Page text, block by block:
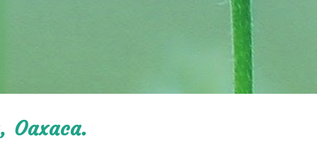
Oaxaca.